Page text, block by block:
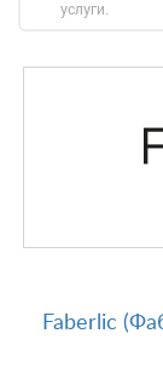
услуги.
Faberlic